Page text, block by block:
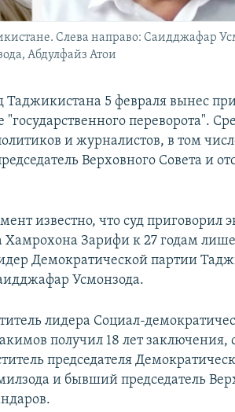
Слева направо: Саидджафар
Абдулфайз Атои
Таджикистана 5 февраля вынес
"государственного переворота".
и журналистов, в том
Верховного Совета и
известно, что суд приговорил
Зарифи к 27 годам
Демократической партии
Усмонзода.
лидера Социал-
получил 18 лет заключения,
председателя
и бывший председатель